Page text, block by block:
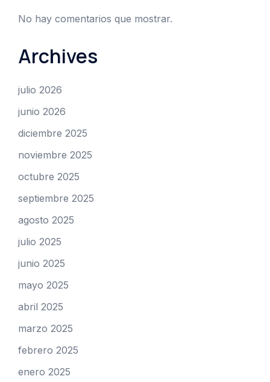
No hay comentarios que mostrar.
Archives
julio 2026
junio 2026
diciembre 2025
noviembre 2025
octubre 2025
septiembre 2025
agosto 2025
julio 2025
junio 2025
mayo 2025
abril 2025
marzo 2025
febrero 2025
enero 2025